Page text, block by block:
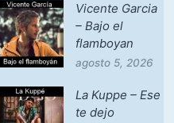
Vicente Garcia
– Bajo el
flamboyan
agosto 5, 2026
La Kuppe – Ese
te dejo